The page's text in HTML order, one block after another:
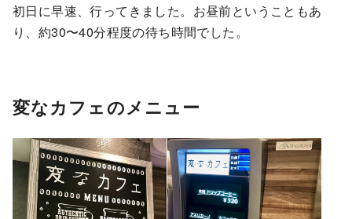
初日に早速、行ってきました。お昼前ということもあ
り、約30〜40分程度の待ち時間でした。
変なカフェのメニュー